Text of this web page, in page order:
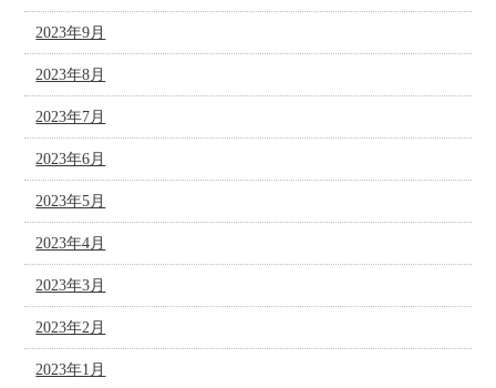
2023年9月
2023年8月
2023年7月
2023年6月
2023年5月
2023年4月
2023年3月
2023年2月
2023年1月